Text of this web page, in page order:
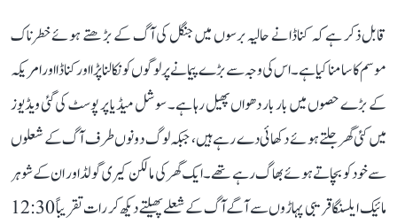
قابل ذکر ہے کہ کناڈا نے حالیہ برسوں میں جنگل کی آگ کے بڑھتے ہوئے خطرناک
موسم کا سامنا کیا ہے۔ اس کی وجہ سے بڑے پیمانے پر لوگوں کو نکالنا پڑا اور کناڈا اور امریکہ
کے بڑے حصوں میں بار بار دھواں پھیل رہا ہے۔ سوشل میڈیا پر پوسٹ کی گئی ویڈیوز
میں کئی گھر جلتے ہوئے دکھائی دے رہے ہیں، جبکہ لوگ دونوں طرف آگ کے شعلوں
سے خود کو بچاتے ہوئے بھاگ رہے تھے۔ ایک گھر کی مالکن کیری گولڈ اور ان کے شوہر
مائیک ایلسنگا قریبی پہاڑوں سے آگے آگ کے شعلے پھیلتے دیکھ کر رات تقریباً 12:30